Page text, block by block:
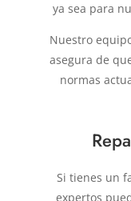
ya sea para
Nuestro
asegura de
normas
Si tienes un
expertos